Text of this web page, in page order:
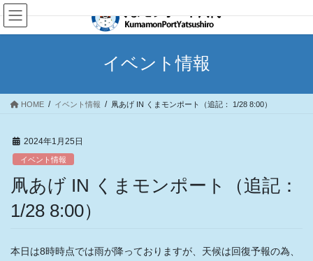
コ
ン
テ
ス
ナ
ビ
ゲ
ン
イベント情報
HOME イベント情報 凧あげ IN くまモンポート（追記： 1/28 8:00）
2024年1月25日
イベント情報
凧あげ IN くまモンポート（追記：
1/28 8:00）
本日は8時時点では雨が降っておりますが、天候は回復予報の為、